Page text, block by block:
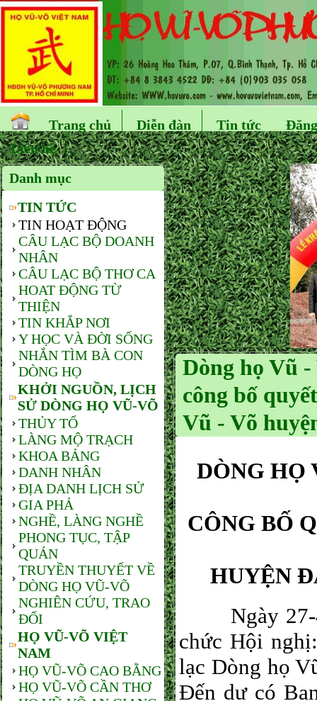
Trang chủ Diễn đàn Tin tức
Liên hệ
Danh mục
TIN TỨC
TIN HOẠT ĐỘNG
CÂU LẠC BỘ DOANH
NHÂN
CÂU LẠC BỘ THƠ CA
HOAT ĐỘNG TỪ
THIỆN
TIN KHẮP NƠI
Y HỌC VÀ ĐỜI SỐNG
NHẮN TÌM BÀ CON
DÒNG HỌ
KHỞI NGUỒN, LỊCH
SỬ DÒNG HỌ VŨ-VÕ
THỦY TỔ
LÀNG MỘ TRẠCH
KHOA BẢNG
DANH NHÂN
ĐỊA DANH LỊCH SỬ
GIA PHẢ
NGHỀ, LÀNG NGHỀ
PHONG TỤC, TẬP
QUÁN
TRUYỀN THUYẾT VỀ
DÒNG HỌ VŨ-VÕ
NGHIÊN CỨU, TRAO
ĐỔI
HỌ VŨ-VÕ VIỆT
NAM
HỌ VŨ-VÕ CAO BẰNG
HỌ VŨ-VÕ CẦN THƠ
Dòng họ Vũ
công bố
Vũ - Võ
DÒNG HỌ
CÔNG BỐ
HUYỆN
Ngày 27-4-
chức Hội
lạc Dòng họ
Đến dự có